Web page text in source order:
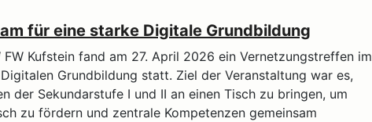
für eine starke Digitale Grundbildung
FW Kufstein fand am 27. April 2026 ein Vernetzungstreffen im
Grundbildung statt. Ziel der Veranstaltung war es,
der Sekundarstufe I und II an einen Tisch zu bringen, um
zu fördern und zentrale Kompetenzen gemeinsam